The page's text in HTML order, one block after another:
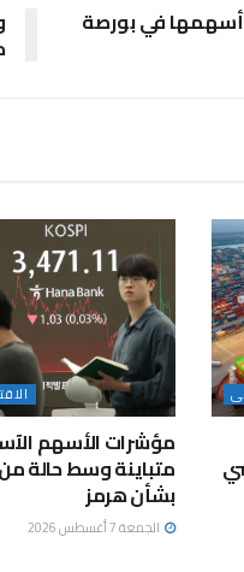
في بورصة
مؤشرات الأسهم
متباينة وسط حالة
بشأن هرمز
الجمعة 7 أغسطس 2026